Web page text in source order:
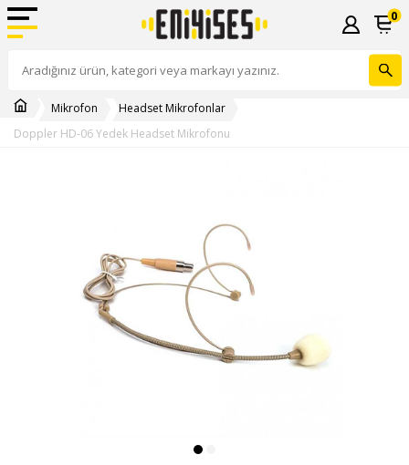
0
Mikrofon
Headset Mikrofonlar
Doppler HD-06 Yedek Headset Mikrofonu